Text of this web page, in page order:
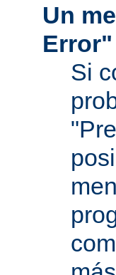
Un
Error"
Si